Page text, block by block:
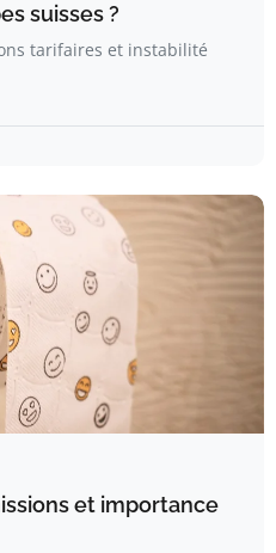
suisses ?
tarifaires et instabilité
et importance